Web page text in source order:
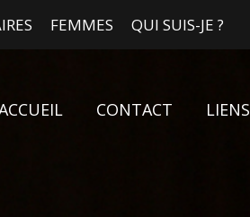
FEMMES QUI SUIS-JE ?
CONTACT LIENS